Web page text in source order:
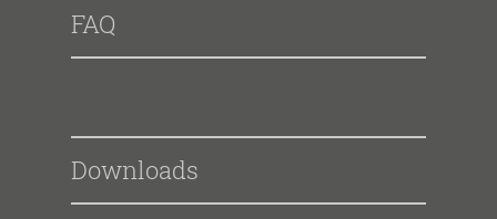
FAQ
Downloads